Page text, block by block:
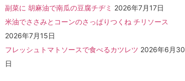
副菜に 胡麻油で南瓜の豆腐チヂミ 2026年7月17日
米油でささみとコーンのさっぱりつくね チリソース
2026年7月15日
フレッシュトマトソースで食べるカツレツ 2026年6月30
日